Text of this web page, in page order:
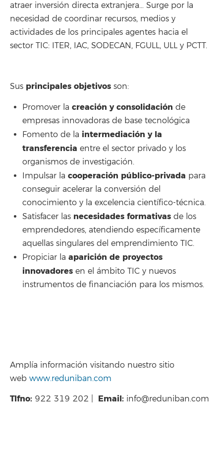
atraer inversión directa extranjera… Surge por la
necesidad de coordinar recursos, medios y
actividades de los principales agentes hacia el
sector TIC: ITER, IAC, SODECAN, FGULL, ULL y PCTT.
Sus principales objetivos son:
Promover la creación y consolidación de
empresas innovadoras de base tecnológica
Fomento de la intermediación y la
transferencia entre el sector privado y los
organismos de investigación.
Impulsar la cooperación público-privada para
conseguir acelerar la conversión del
conocimiento y la excelencia científico-técnica.
Satisfacer las necesidades formativas de los
emprendedores, atendiendo específicamente
aquellas singulares del emprendimiento TIC.
Propiciar la aparición de proyectos
innovadores en el ámbito TIC y nuevos
instrumentos de financiación para los mismos.
Amplía información visitando nuestro sitio
web www.reduniban.com
Tlfno: 922 319 202 | Email: info@reduniban.com